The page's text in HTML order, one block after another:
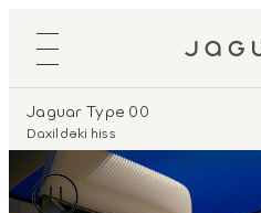
Jaguar Type 00
Daxildəki hiss